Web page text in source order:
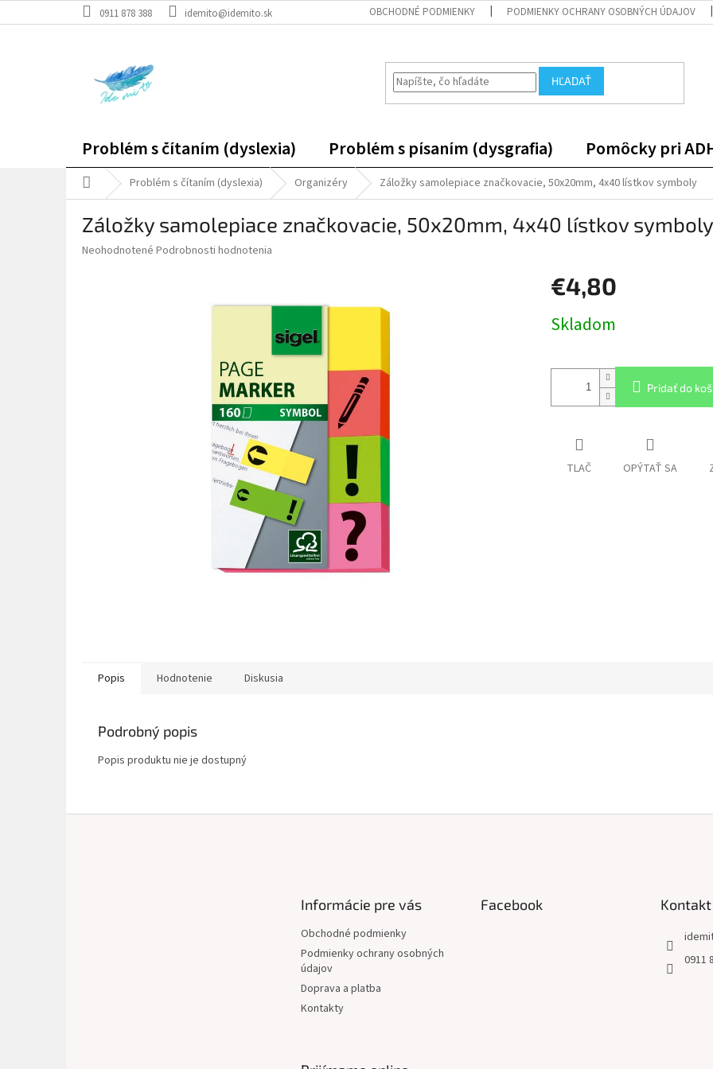
na
0911 878 388 idemito@idemito.sk OBCHODNÉ PODMIENKY PODMIENKY OCHRANY OSOBNÝCH ÚDAJOV
HĽADAŤ
Problém s čítaním (dyslexia) Problém s písaním (dysgrafia) Pomôcky pri
DomovProblém s čítaním (dyslexia) Organizéry Záložky samolepiace značkovacie, 50x20mm, 4x40 lístkov symboly
Záložky samolepiace značkovacie, 50x20mm, 4x40 lístkov symboly
Priemerné
Neohodnotené Podrobnosti hodnotenia
€4,80
cena:
Skladom
Pridať do
TLAČ OPÝTAŤ SA
Popis Hodnotenie Diskusia
Podrobný popis
Popis produktu nie je dostupný
Informácie pre vás
Obchodné podmienky
Podmienky ochrany osobných
údajov
Doprava a platba
Kontakty
Facebook Kontakt
0911